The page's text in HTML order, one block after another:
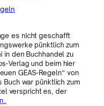
es nicht geschafft
pünktlich zum
in den Buchhandel zu
Verlag und beim hier
GEAS-Regeln“ von
Buch war pünktlich zum
verspricht es, der